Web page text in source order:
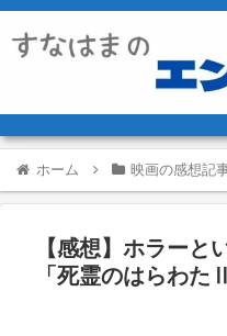
ホーム 映画の感想記
【感想】ホラーと
「死霊のはらわたⅡ